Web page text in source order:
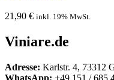
21,90 € inkl. 19% MwSt.
Viniare.de
Adresse: Karlstr. 4, 73312
WhatsApp: +49 151 / 685